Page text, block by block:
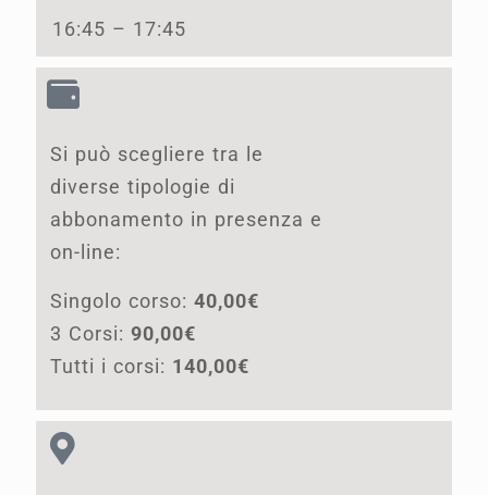
16:45 – 17:45
Si può scegliere tra le
diverse tipologie di
abbonamento in presenza e
on-line:
Singolo corso:40,00€
3 Corsi:90,00€
Tutti i corsi: 140,00€